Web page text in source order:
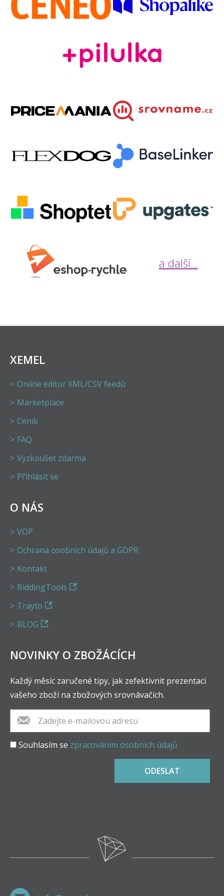
a další...
XEMEL
Online editor XML/CSV feedů
Marketplace
Ceník
FAQ
Vyzkoušet zdarma
Přihlásit se
O NÁS
VOP
Ochrana osobních údajů a GDPR
Kontakt
BiddingTools
Trayto
BLOG
NOVINKY O ZBOŽÁCÍCH
Každý měsíc zaručené tipy, jak zefektivnit prezentaci
vašeho zboží na zbožových srovnávačích.
Souhlasím se zpracováním osobních údajů
ODESLAT